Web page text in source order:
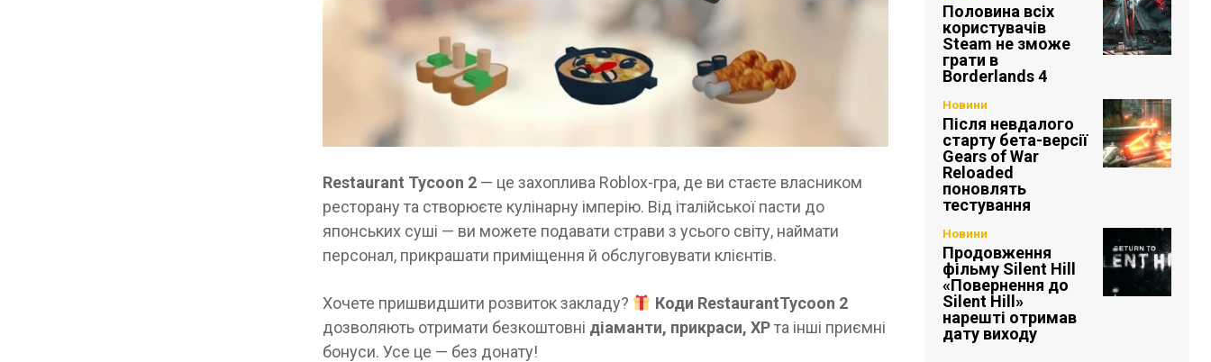
Restaurant Tycoon 2 — це захоплива Roblox-гра, де ви стаєте власником
ресторану та створюєте кулінарну імперію. Від італійської пасти до
японських суші — ви можете подавати страви з усього світу, наймати
персонал, прикрашати приміщення й обслуговувати клієнтів.
Хочете пришвидшити розвиток закладу?
Коди RestaurantTycoon 2
дозволяють отримати безкоштовні діаманти, прикраси, XPта інші приємні
бонуси. Усе це — без донату!
Половина всіх
користувачів
Steam не зможе
грати в
Borderlands 4
Новини
Після невдалого
старту бета-версії
Gears of War
Reloaded
поновлять
тестування
Новини
Продовження
фільму Silent Hill
«Повернення до
Silent Hill»
нарешті отримав
дату виходу